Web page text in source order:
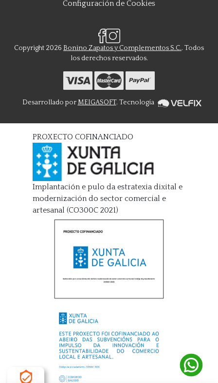
Configuración de Cookies
Copyright 2026 Bonino Zapatos y Complementos S.C.. Todos
los derechos reservados.
Desarrollado porMEIGASOFT. Tecnología
PROXECTO COFINANCIADO
Implantación e pulo da estratexia dixital e
modernización do sector comercial e
artesanal (CO300C 2021)